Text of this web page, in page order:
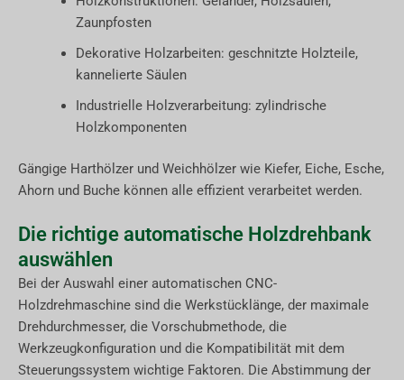
Zaunpfosten
Dekorative Holzarbeiten: geschnitzte Holzteile,
kannelierte Säulen
Industrielle Holzverarbeitung: zylindrische
Holzkomponenten
Gängige Harthölzer und Weichhölzer wie Kiefer, Eiche, Esche,
Ahorn und Buche können alle effizient verarbeitet werden.
Die richtige automatische Holzdrehbank
auswählen
Bei der Auswahl einer automatischen CNC-
Holzdrehmaschine sind die Werkstücklänge, der maximale
Drehdurchmesser, die Vorschubmethode, die
Werkzeugkonfiguration und die Kompatibilität mit dem
Steuerungssystem wichtige Faktoren. Die Abstimmung der